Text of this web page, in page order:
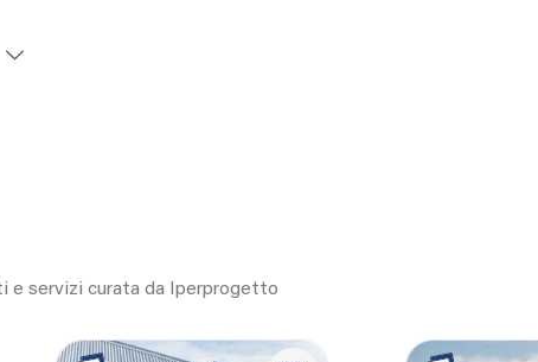
e servizi curata da Iperprogetto